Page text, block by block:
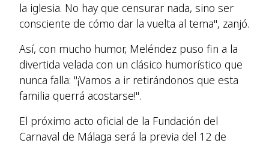
la iglesia. No hay que censurar nada, sino ser
consciente de cómo dar la vuelta al tema", zanjó.
Así, con mucho humor, Meléndez puso fin a la
divertida velada con un clásico humorístico que
nunca falla: "¡Vamos a ir retirándonos que esta
familia querrá acostarse!".
El próximo acto oficial de la Fundación del
Carnaval de Málaga será la previa del 12 de